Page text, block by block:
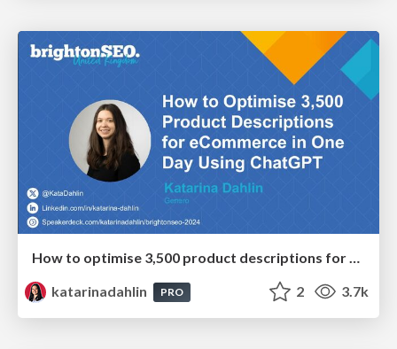
How to optimise 3,500 product descriptions for ecommerce in one day using ChatGPT
katarinadahlin
PRO 2 3.7k